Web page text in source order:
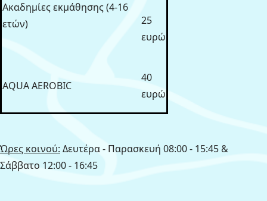
Ακαδημίες εκμάθησης (4-16
ετών)
25
ευρώ
ΑQUA AEROBIC
40
ευρώ
Ώρες κοινού: Δευτέρα - Παρασκευή 08:00 - 15:45 &
Σάββατο 12:00 - 16:45